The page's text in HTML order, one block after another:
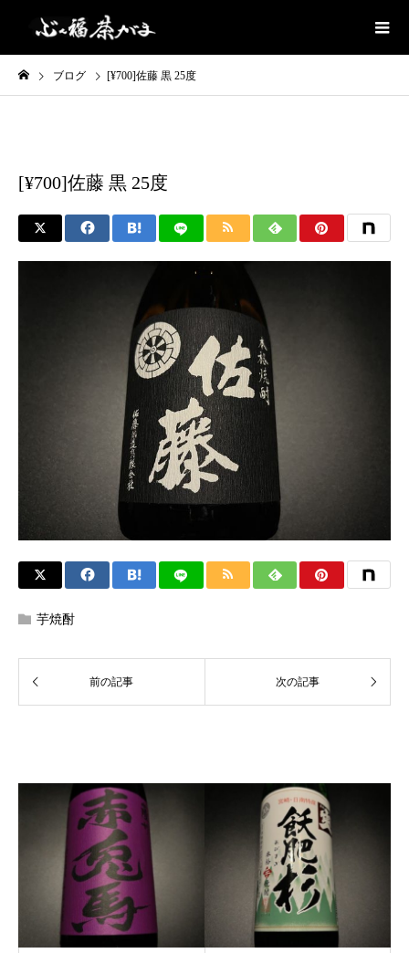
ブログ [¥700]佐藤 黒 25度
[¥700]佐藤 黒 25度
芋焼酎